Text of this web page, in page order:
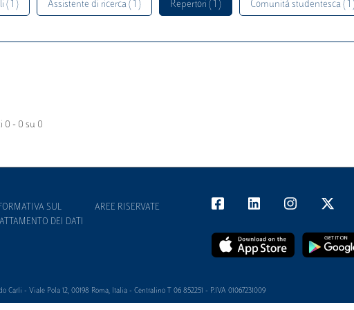
( 1 ) Assistente di ricerca ( 1 ) Repertori ( 1 ) Comunità studentesca ( 1
0 - 0 su 0
SUL
DEI DATI
AREE RISERVATE
Carli - Viale Pola 12, 00198 Roma, Italia - Centralino T 06 852251 - P.IVA 01067231009